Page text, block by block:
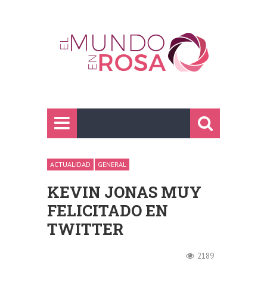
ACTUALIDAD GENERAL
KEVIN JONAS MUY
FELICITADO EN
TWITTER
2189